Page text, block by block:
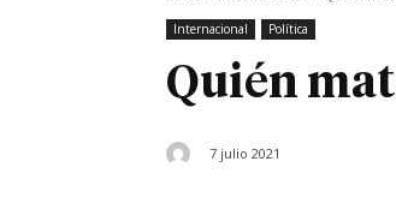
Internacional Política
Quién
7 julio 2021